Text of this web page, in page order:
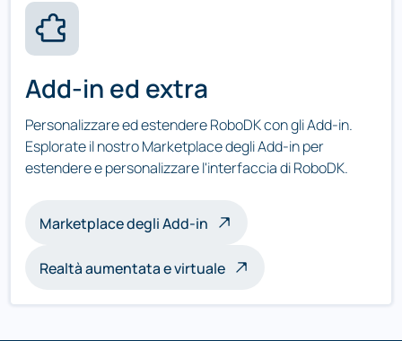
Add-in ed extra
Personalizzare ed estendere RoboDK con gli Add-in.
Esplorate il nostro Marketplace degli Add-in per
estendere e personalizzare l'interfaccia di RoboDK.
Marketplace degli Add-in
Realtà aumentata e virtuale